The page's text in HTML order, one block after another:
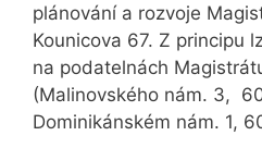
plánování a rozvoje
Kounicova 67. Z principu
na podatelnách
(Malinovského nám. 3,
Dominikánském nám. 1,